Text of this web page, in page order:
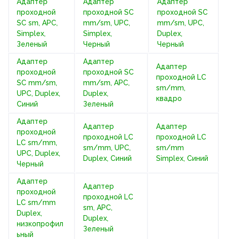
проходной
SC sm, APC,
Simplex,
Зеленый
проходной SC
mm/sm, UPC,
Simplex,
Черный
проходной SC
mm/sm, UPC,
Duplex,
Черный
Адаптер
проходной
SC mm/sm,
UPC, Duplex,
Синий
Адаптер
проходной SC
mm/sm, APC,
Duplex,
Зеленый
Адаптер
проходной LС
sm/mm,
квадро
Адаптер
проходной
LC sm/mm,
UPC, Duplex,
Черный
Адаптер
проходной LC
sm/mm, UPC,
Duplex, Синий
Адаптер
проходной LC
sm/mm
Simplex, Синий
Адаптер
проходной
LC sm/mm
Duplex,
низкопрофил
ьный
Адаптер
проходной LC
sm, APC,
Duplex,
Зеленый